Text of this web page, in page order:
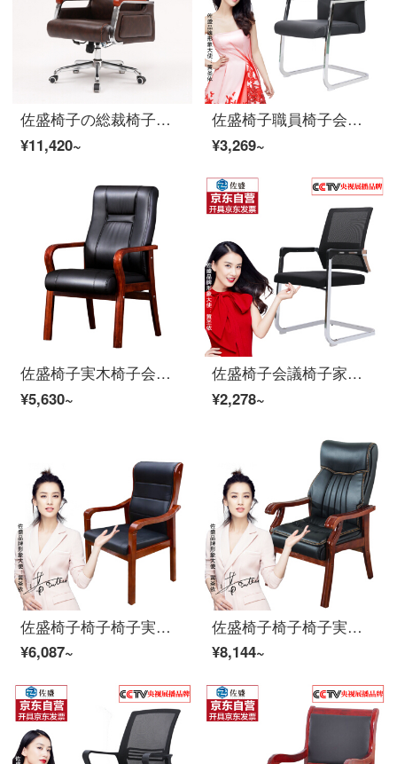
佐盛椅子の総裁椅子と人体工学椅子は横になることができます。
¥11,420~
佐盛椅子職員椅子会議椅子弓形椅子家庭用椅子レジャー椅子
¥3,269~
佐盛椅子実木椅子会議椅子書斎椅子家庭麻雀椅子黒西皮＋スプリングシートシートシート
¥5,630~
佐盛椅子会議椅子家庭用弓形足商談椅子レセプションチェアファッションネットチェア
¥2,278~
佐盛椅子椅子椅子実木革椅子会議椅子職員養成椅子椅子麻雀椅子
¥6,087~
佐盛椅子椅子椅子実木革椅子会議椅子職員養成椅子椅子麻雀椅子黒
¥8,144~